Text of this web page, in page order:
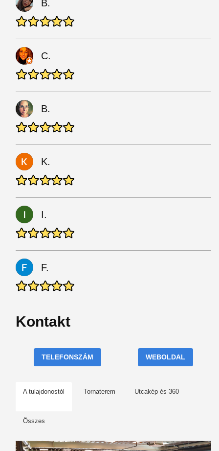
B.
C.
B.
K.
I.
F.
Kontakt
TELEFONSZÁM WEBOLDAL
A tulajdonostól Tornaterem Utcakép és 360
Összes